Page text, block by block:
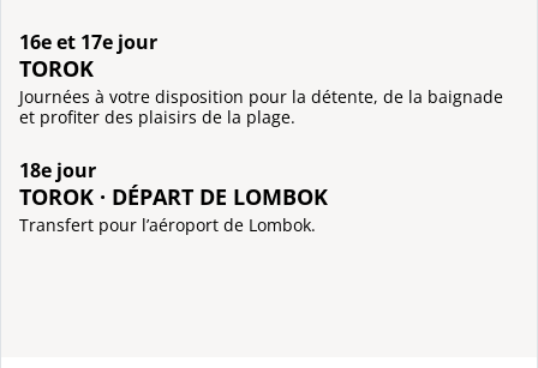
16e et 17e jour
TOROK
Journées à votre disposition pour la détente, de la baignade
et profiter des plaisirs de la plage.
18e jour
TOROK · DÉPART DE LOMBOK
Transfert pour l’aéroport de Lombok.